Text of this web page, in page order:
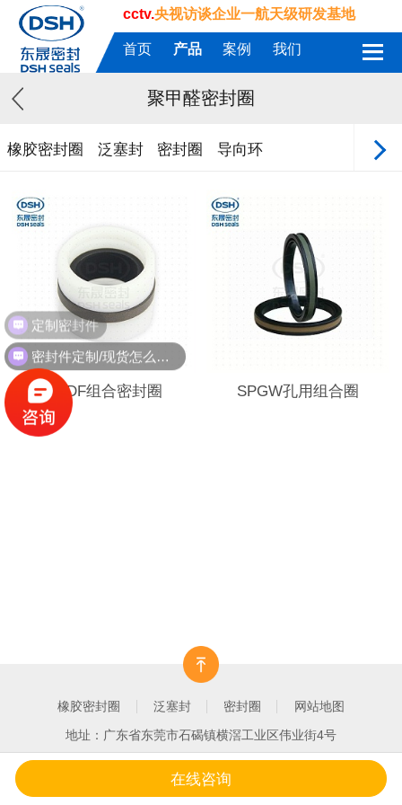
cctv.央视访谈企业一航天级研发基地
首页 产品 案例 我们
聚甲醛密封圈
橡胶密封圈 泛塞封 密封圈 导向环
DKDF组合密封圈 SPGW孔用组合圈
橡胶密封圈 泛塞封 密封圈 网站地图
地址：广东省东莞市石碣镇横滘工业区伟业街4号
产品中心 客户案例 关于我们
定制密封件
在线咨询